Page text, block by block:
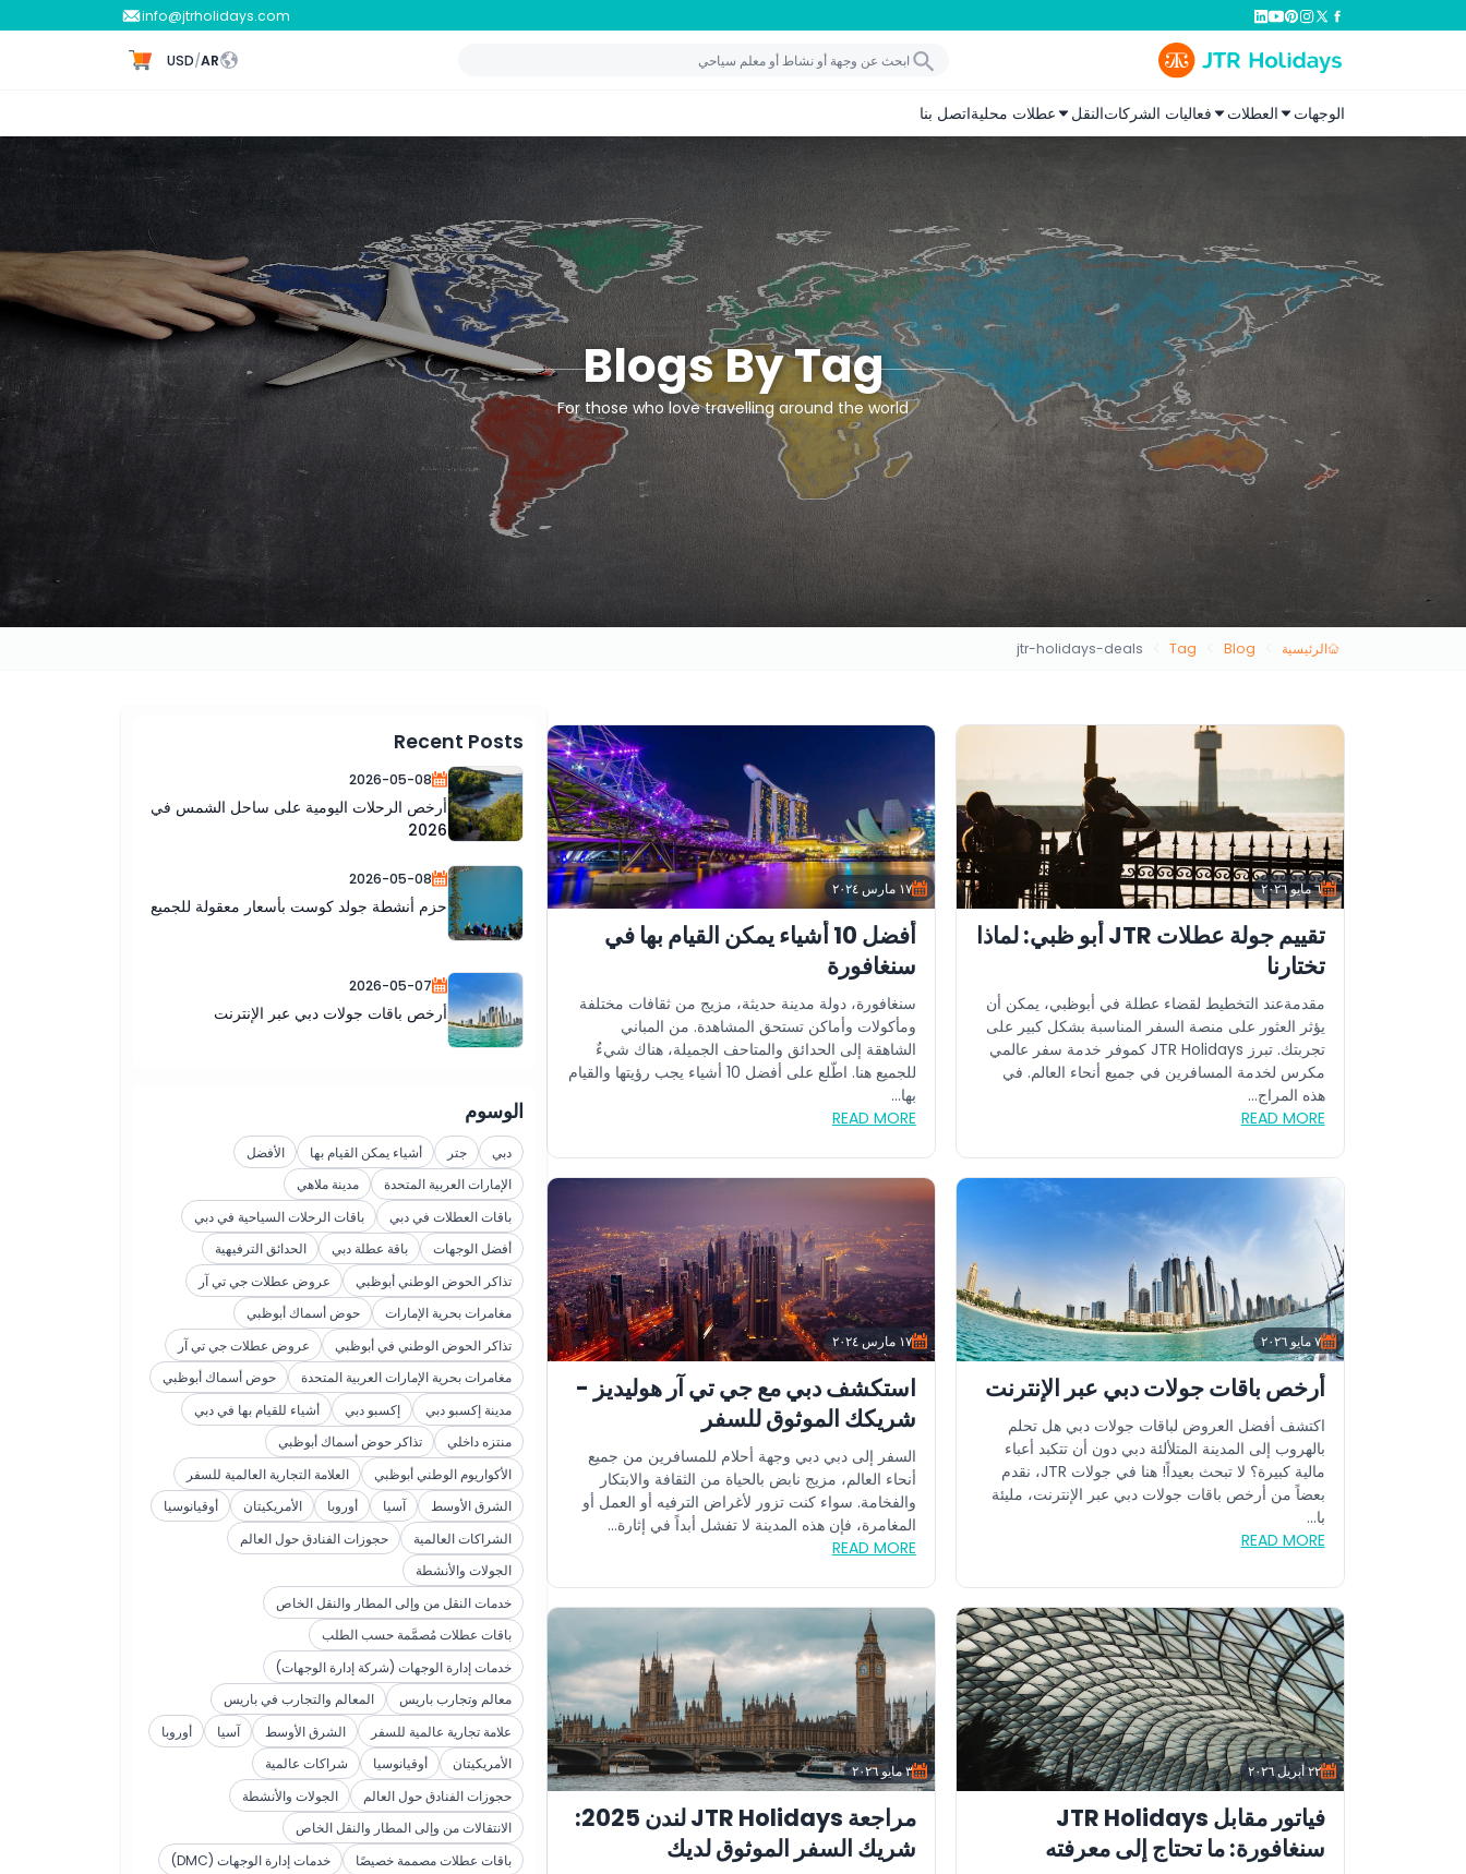
info@jtrholidays.com
AR
/
USD
الوجهات العطلات فعاليات الشركاتالنقل عطلات محليةاتصل بنا
Blogs By Tag
For those who love travelling around the world
الرئيسية Blog
Tag
jtr-holidays-deals
٦ مايو ٢٠٢٦
تقييم جولة عطلات JTR أبو ظبي: لماذا
تختارنا
مقدمةعند التخطيط لقضاء عطلة في أبوظبي، يمكن أن
يؤثر العثور على منصة السفر المناسبة بشكل كبير على
تجربتك. تبرز JTR Holidays كموفر خدمة سفر عالمي
مكرس لخدمة المسافرين في جميع أنحاء العالم. في
هذه المراج...
READ MORE
١٧ مارس ٢٠٢٤
أفضل 10 أشياء يمكن القيام بها في
سنغافورة
سنغافورة، دولة مدينة حديثة، مزيج من ثقافات مختلفة
ومأكولات وأماكن تستحق المشاهدة. من المباني
الشاهقة إلى الحدائق والمتاحف الجميلة، هناك شيءٌ
للجميع هنا. اطّلع على أفضل 10 أشياء يجب رؤيتها والقيام
بها...
READ MORE
٧ مايو ٢٠٢٦
أرخص باقات جولات دبي عبر الإنترنت
اكتشف أفضل العروض لباقات جولات دبي هل تحلم
بالهروب إلى المدينة المتلألئة دبي دون أن تتكبد أعباء
مالية كبيرة؟ لا تبحث بعيداً! هنا في جولات JTR، نقدم
بعضاً من أرخص باقات جولات دبي عبر الإنترنت، مليئة
با...
READ MORE
١٧ مارس ٢٠٢٤
استكشف دبي مع جي تي آر هوليديز -
شريكك الموثوق للسفر
السفر إلى دبي دبي وجهة أحلام للمسافرين من جميع
أنحاء العالم، مزيج نابض بالحياة من الثقافة والابتكار
والفخامة. سواء كنت تزور لأغراض الترفيه أو العمل أو
المغامرة، فإن هذه المدينة لا تفشل أبداً في إثارة...
READ MORE
٢٢ أبريل ٢٠٢٦
فياتور مقابل JTR Holidays
سنغافورة: ما تحتاج إلى معرفته
٣ مايو ٢٠٢٦
مراجعة JTR Holidays لندن 2025:
شريك السفر الموثوق لديك
Recent Posts
2026-05-08
أرخص الرحلات اليومية على ساحل الشمس في
2026
2026-05-08
حزم أنشطة جولد كوست بأسعار معقولة للجميع
2026-05-07
أرخص باقات جولات دبي عبر الإنترنت
الوسوم
دبي جتر أشياء يمكن القيام بها
الأفضل
الإمارات العربية المتحدة
مدينة ملاهي
باقات العطلات في دبي
باقات الرحلات السياحية في دبي
أفضل الوجهات
باقة عطلة دبي
الحدائق الترفيهية
تذاكر الحوض الوطني أبوظبي
عروض عطلات جي تي آر
مغامرات بحرية الإمارات
حوض أسماك أبوظبي
تذاكر الحوض الوطني في أبوظبي
عروض عطلات جي تي آر
مغامرات بحرية الإمارات العربية المتحدة
حوض أسماك أبوظبي
مدينة إكسبو دبي
إكسبو دبي
أشياء للقيام بها في دبي
منتزه داخلي
تذاكر حوض أسماك أبوظبي
الأكواريوم الوطني أبوظبي
العلامة التجارية العالمية للسفر
الشرق الأوسط
آسيا أوروبا الأمريكيتان
أوقيانوسيا
الشراكات العالمية
حجوزات الفنادق حول العالم
الجولات والأنشطة
خدمات النقل من وإلى المطار والنقل الخاص
باقات عطلات مُصمَّمة حسب الطلب
خدمات إدارة الوجهات (شركة إدارة الوجهات)
معالم وتجارب باريس
المعالم والتجارب في باريس
علامة تجارية عالمية للسفر
الشرق الأوسط آسيا
أوروبا
الأمريكيتان
أوقيانوسيا
شراكات عالمية
حجوزات الفنادق حول العالم
الجولات والأنشطة
الانتقالات من وإلى المطار والنقل الخاص
باقات عطلات مصممة خصيصًا
خدمات إدارة الوجهات (DMC)